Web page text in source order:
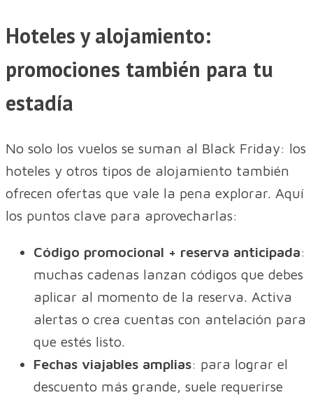
Hoteles y alojamiento:
promociones también para tu
estadía
No solo los vuelos se suman al Black Friday: los
hoteles y otros tipos de alojamiento también
ofrecen ofertas que vale la pena explorar. Aquí
los puntos clave para aprovecharlas:
Código promocional + reserva anticipada:
muchas cadenas lanzan códigos que debes
aplicar al momento de la reserva. Activa
alertas o crea cuentas con antelación para
que estés listo.
Fechas viajables amplias: para lograr el
descuento más grande, suele requerirse